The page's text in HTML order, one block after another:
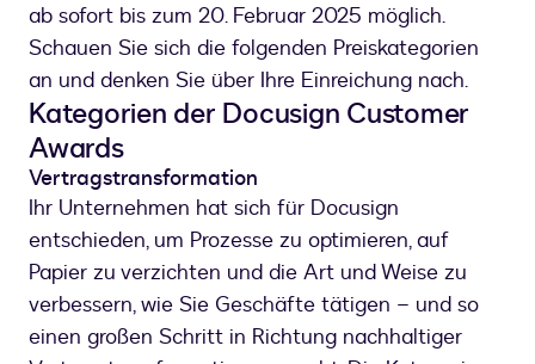
ab sofort bis zum 20. Februar 2025 möglich.
Schauen Sie sich die folgenden Preiskategorien
an und denken Sie über Ihre Einreichung nach.
Kategorien der Docusign Customer
Awards
Vertragstransformation
Ihr Unternehmen hat sich für Docusign
entschieden, um Prozesse zu optimieren, auf
Papier zu verzichten und die Art und Weise zu
verbessern, wie Sie Geschäfte tätigen – und so
einen großen Schritt in Richtung nachhaltiger